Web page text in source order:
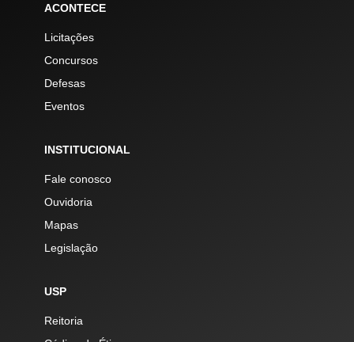
ACONTECE
Licitações
Concursos
Defesas
Eventos
INSTITUCIONAL
Fale conosco
Ouvidoria
Mapas
Legislação
USP
Reitoria